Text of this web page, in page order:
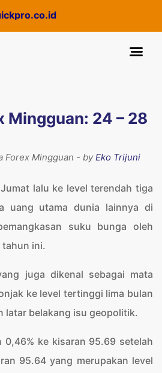
Mingguan: 24 – 28
Forex Mingguan - byEko Trijuni
lalu ke level terendah tiga
uang utama dunia lainnya di
suku bunga oleh
tahun ini.
juga dikenal sebagai mata
ke level tertinggi lima bulan
latar belakang isu geopolitik.
0,46% ke kisaran 95.69 setelah
95.64 yang merupakan level